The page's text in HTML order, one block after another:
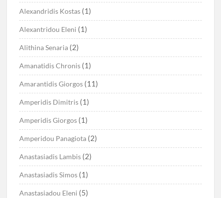
Alexandridis Kostas (1)
Alexantridou Eleni (1)
Alithina Senaria (2)
Amanatidis Chronis (1)
Amarantidis Giorgos (11)
Amperidis Dimitris (1)
Amperidis Giorgos (1)
Amperidou Panagiota (2)
Anastasiadis Lambis (2)
Anastasiadis Simos (1)
Anastasiadou Eleni (5)